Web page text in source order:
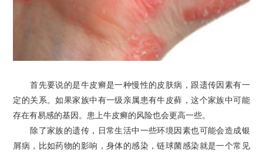
首先要说的是牛皮癣是一种慢性的皮肤病，跟遗传因素有一
定的关系。如果家族中有一级亲属患有牛皮藓，这个家族中可能
存在有易感的基因。患上牛皮癣的风险也会更高一些。
除了家族的遗传，日常生活中一些环境因素也可能会造成银
屑病，比如药物的影响，身体的感染，链球菌感染就是一个常见